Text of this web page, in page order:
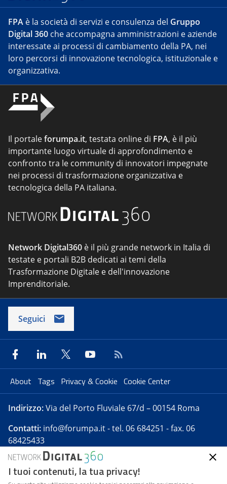
FPA è la società di servizi e consulenza del Gruppo
Digital 360 che accompagna amministrazioni e aziende
interessate ai processi di cambiamento della PA, nei
loro percorsi di innovazione tecnologica, istituzionale e
organizzativa.
Il portaleforumpa.it, testata online di FPA, è il più
importante luogo virtuale di approfondimento e
confronto tra le community di innovatori impegnate
nei processi di trasformazione organizzativa e
tecnologica della PA italiana.
Network Digital360 è il più grande network in Italia di
testate e portali B2B dedicati ai temi della
Trasformazione Digitale e dell'innovazione
Imprenditoriale.
Seguici
About Tags Privacy & Cookie Cookie Center
Indirizzo:Via del Porto Fluviale 67/d – 00154 Roma
Contatti: info@forumpa.it- tel. 06 684251 - fax. 06
68425433
Forumpa.itè una pubblicazione telematica iscritta
presso Registro della stampa del Tribunale di Roma -
I tuoi contenuti, la tua privacy!